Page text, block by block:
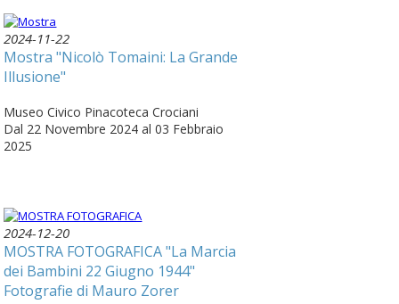
2024-11-22
Mostra "Nicolò Tomaini: La Grande
Illusione"
Museo Civico Pinacoteca Crociani
Dal 22 Novembre 2024 al 03 Febbraio
2025
2024-12-20
MOSTRA FOTOGRAFICA "La Marcia
dei Bambini 22 Giugno 1944"
Fotografie di Mauro Zorer